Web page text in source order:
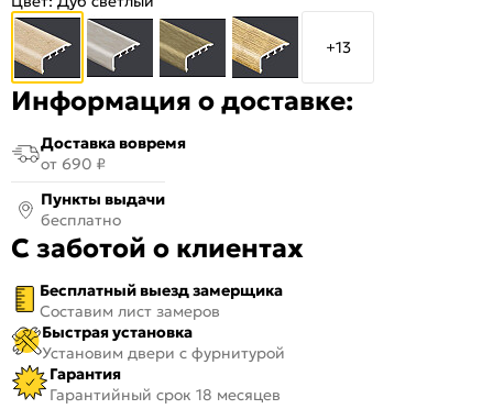
+13
Информация о доставке:
Доставка вовремя
от 690 ₽
Пункты выдачи
бесплатно
С заботой о клиентах
Бесплатный выезд замерщика
Составим лист замеров
Быстрая установка
Установим двери с фурнитурой
Гарантия
Гарантийный срок 18 месяцев